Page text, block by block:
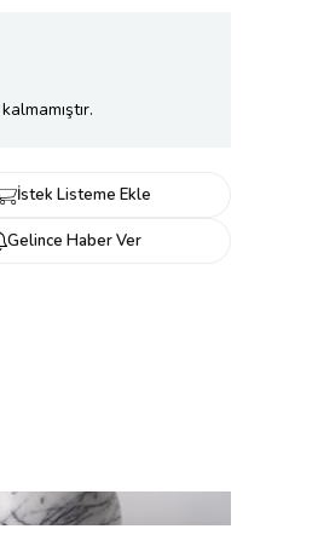
İstek Listeme Ekle
Gelince Haber Ver